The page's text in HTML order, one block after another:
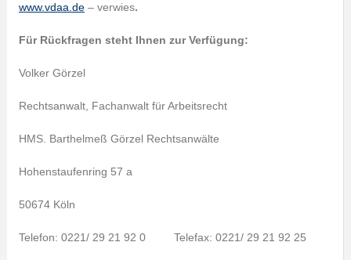
www.vdaa.de– verwies.
Für Rückfragen steht Ihnen zur Verfügung:
Volker Görzel
Rechtsanwalt, Fachanwalt für Arbeitsrecht
HMS. Barthelmeß Görzel Rechtsanwälte
Hohenstaufenring 57 a
50674 Köln
Telefon: 0221/ 29 21 92 0 Telefax: 0221/ 29 21 92 25